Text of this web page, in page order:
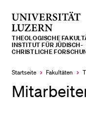
THEOLOGISCHE
INSTITUT FÜR JÜDISCH-
CHRISTLICHE
Startseite Fakultäten
LETZTE SUCHEN
Sie haben noch keine
Schulklassen und